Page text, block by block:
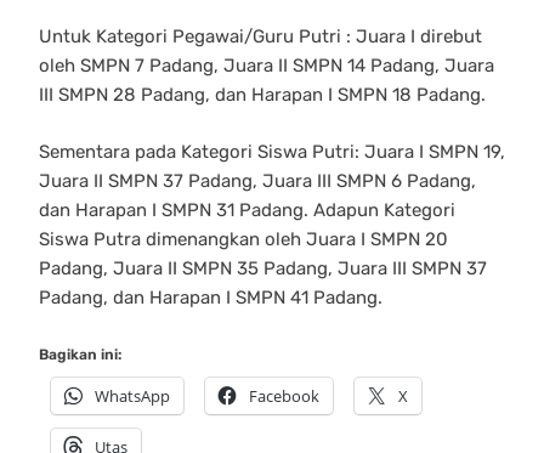
Untuk Kategori Pegawai/Guru Putri : Juara I direbut
oleh SMPN 7 Padang, Juara II SMPN 14 Padang, Juara
III SMPN 28 Padang, dan Harapan I SMPN 18 Padang.
Sementara pada Kategori Siswa Putri: Juara I SMPN 19,
Juara II SMPN 37 Padang, Juara III SMPN 6 Padang,
dan Harapan I SMPN 31 Padang. Adapun Kategori
Siswa Putra dimenangkan oleh Juara I SMPN 20
Padang, Juara II SMPN 35 Padang, Juara III SMPN 37
Padang, dan Harapan I SMPN 41 Padang.
Bagikan ini:
WhatsApp Facebook X
Utas